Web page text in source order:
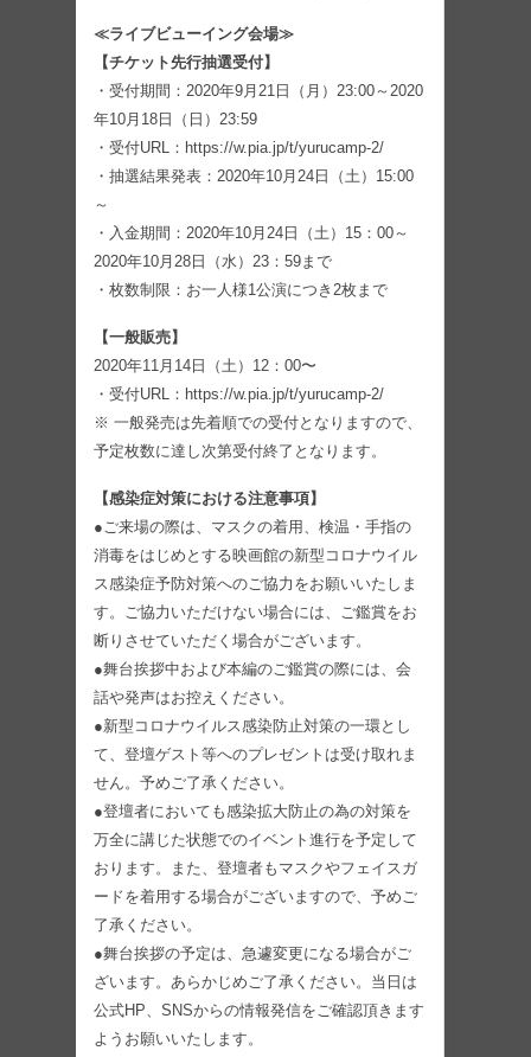
≪ライブビューイング会場≫
【チケット先行抽選受付】
・受付期間：2020年9月21日（月）23:00～2020
年10月18日（日）23:59
・受付URL：https://w.pia.jp/t/yurucamp-2/
・抽選結果発表：2020年10月24日（土）15:00
～
・入金期間：2020年10月24日（土）15：00～
2020年10月28日（水）23：59まで
・枚数制限：お一人様1公演につき2枚まで
【一般販売】
2020年11月14日（土）12：00〜
・受付URL：https://w.pia.jp/t/yurucamp-2/
※ 一般発売は先着順での受付となりますので、
予定枚数に達し次第受付終了となります。
【感染症対策における注意事項】
●ご来場の際は、マスクの着用、検温・手指の
消毒をはじめとする映画館の新型コロナウイル
ス感染症予防対策へのご協力をお願いいたしま
す。ご協力いただけない場合には、ご鑑賞をお
断りさせていただく場合がございます。
●舞台挨拶中および本編のご鑑賞の際には、会
話や発声はお控えください。
●新型コロナウイルス感染防止対策の一環とし
て、登壇ゲスト等へのプレゼントは受け取れま
せん。予めご了承ください。
●登壇者においても感染拡大防止の為の対策を
万全に講じた状態でのイベント進行を予定して
おります。また、登壇者もマスクやフェイスガ
ードを着用する場合がございますので、予めご
了承ください。
●舞台挨拶の予定は、急遽変更になる場合がご
ざいます。あらかじめご了承ください。当日は
公式HP、SNSからの情報発信をご確認頂きます
ようお願いいたします。